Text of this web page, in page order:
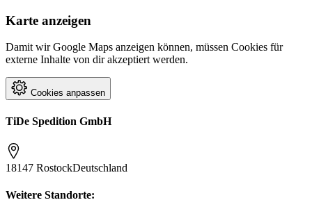
Karte anzeigen
Damit wir Google Maps anzeigen können, müssen Cookies für
externe Inhalte von dir akzeptiert werden.
Cookies anpassen
TiDe Spedition GmbH
18147 RostockDeutschland
Weitere Standorte: